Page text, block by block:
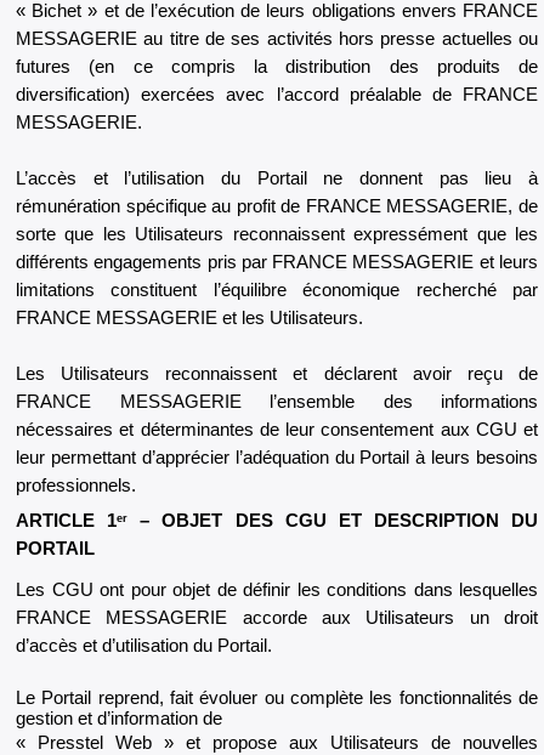
« Bichet » et de l’exécution de leurs obligations envers FRANCE
MESSAGERIE au titre de ses activités hors presse actuelles ou
futures (en ce compris la distribution des produits de
diversification) exercées avec l’accord préalable de FRANCE
MESSAGERIE.
L’accès et l’utilisation du Portail ne donnent pas lieu à
rémunération spécifique au profit de FRANCE MESSAGERIE, de
sorte que les Utilisateurs reconnaissent expressément que les
différents engagements pris par FRANCE MESSAGERIE et leurs
limitations constituent l’équilibre économique recherché par
FRANCE MESSAGERIE et les Utilisateurs.
Les Utilisateurs reconnaissent et déclarent avoir reçu de
FRANCE MESSAGERIE l’ensemble des informations
nécessaires et déterminantes de leur consentement aux CGU et
leur permettant d’apprécier l’adéquation du Portail à leurs besoins
professionnels.
ARTICLE 1er
– OBJET DES CGU ET DESCRIPTION DU
PORTAIL
Les CGU ont pour objet de définir les conditions dans lesquelles
FRANCE MESSAGERIE accorde aux Utilisateurs un droit
d’accès et d’utilisation du Portail.
Le Portail reprend, fait évoluer ou complète les fonctionnalités de
gestion et d’information de
« Presstel Web » et propose aux Utilisateurs de nouvelles